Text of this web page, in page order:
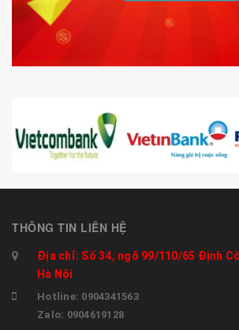
THÔNG TIN LIÊN HỆ
Địa chỉ: Số 34, ngõ 99/110/65 Định
Hà Nội
Hotline: 0904341563
Zalo: 0904619128